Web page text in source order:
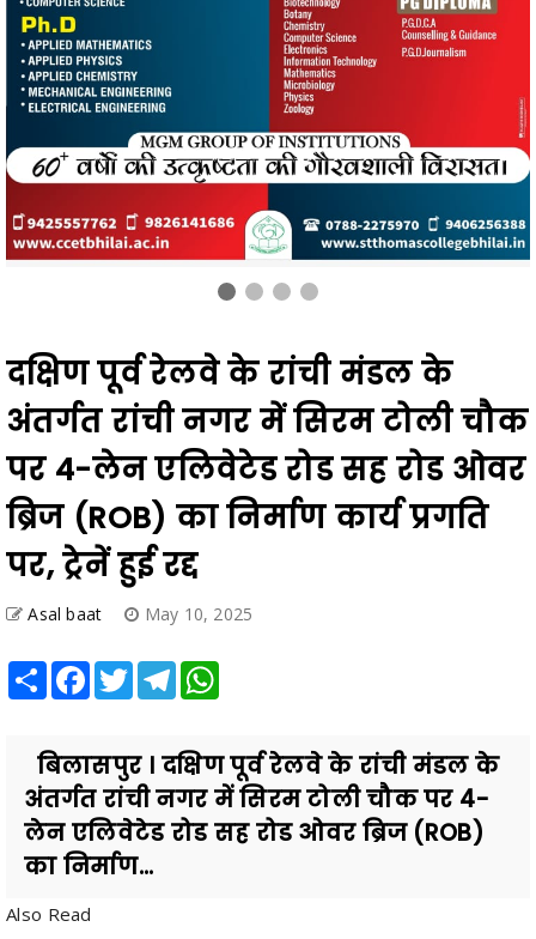
दक्षिण पूर्व रेलवे के रांची मंडल के
अंतर्गत रांची नगर में सिरम टोली चौक
पर 4-लेन एलिवेटेड रोड सह रोड ओवर
ब्रिज (ROB) का निर्माण कार्य प्रगति
पर, ट्रेनें हुई रद्द
Asal baat May 10, 2025
बिलासपुर । दक्षिण पूर्व रेलवे के रांची मंडल के
लेन एलिवेटेड रोड सह रोड ओवर ब्रिज (ROB)
का निर्माण...
Also Read
के प्रथम "मातृ दूध कोष (Mother Milk Bank)" की घोषणा